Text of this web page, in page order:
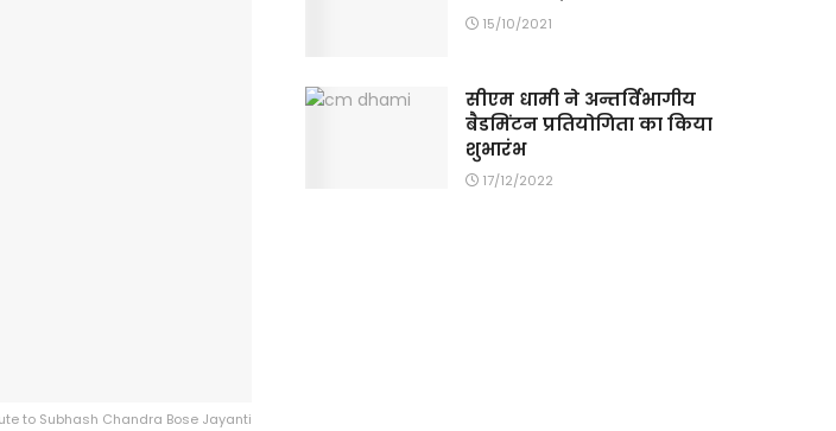
to Subhash Chandra Bose Jayanti
15/10/2021
सीएम धामी ने अन्तर्विभागीय
बैडमिंटन प्रतियोगिता का किया
शुभारंभ
17/12/2022